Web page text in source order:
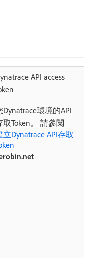
API access
Dynatrace環境的API
取Token。 請參閱
立Dynatrace API存取